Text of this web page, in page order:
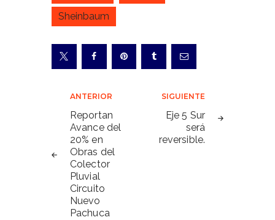
Sheinbaum
Navegación
de
entradas
ANTERIOR
Reportan
Avance del
20% en
Obras del
Colector
Pluvial
Circuito
Nuevo
Pachuca
SIGUIENTE
Eje 5 Sur
será
reversible.